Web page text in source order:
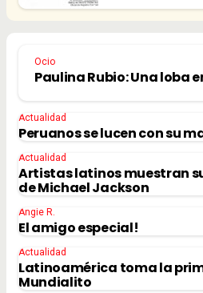
Ocio
Paulina Rubio: Una loba
Actualidad
Peruanos se lucen con su
Actualidad
Artistas latinos muestran
de Michael Jackson
Angie R.
El amigo especial!
Actualidad
Latinoamérica toma la
Mundialito